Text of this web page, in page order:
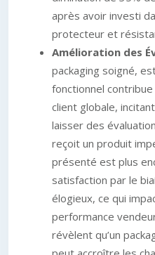
après avoir investi
protecteur et
Amélioration des
packaging soigné,
fonctionnel
client globale,
laisser des
reçoit un produit
présenté est plus
satisfaction par le
élogieux, ce qui
performance
révèlent qu’un